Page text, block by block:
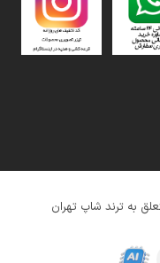
به ترند شاپ تهران